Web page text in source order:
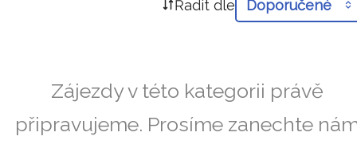
Řadit dle Doporučené
Zájezdy v této kategorii právě
připravujeme. Prosíme zanechte